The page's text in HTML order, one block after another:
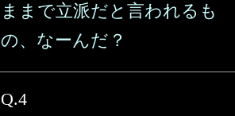
ままで立派だと言われるも
の、なーんだ？
Q.4